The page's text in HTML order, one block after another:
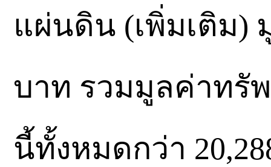
แผ่นดิน (เพิ่มเติม)
บาท รวมมูลค่าทรั
นี้ทั้งหมดกว่า